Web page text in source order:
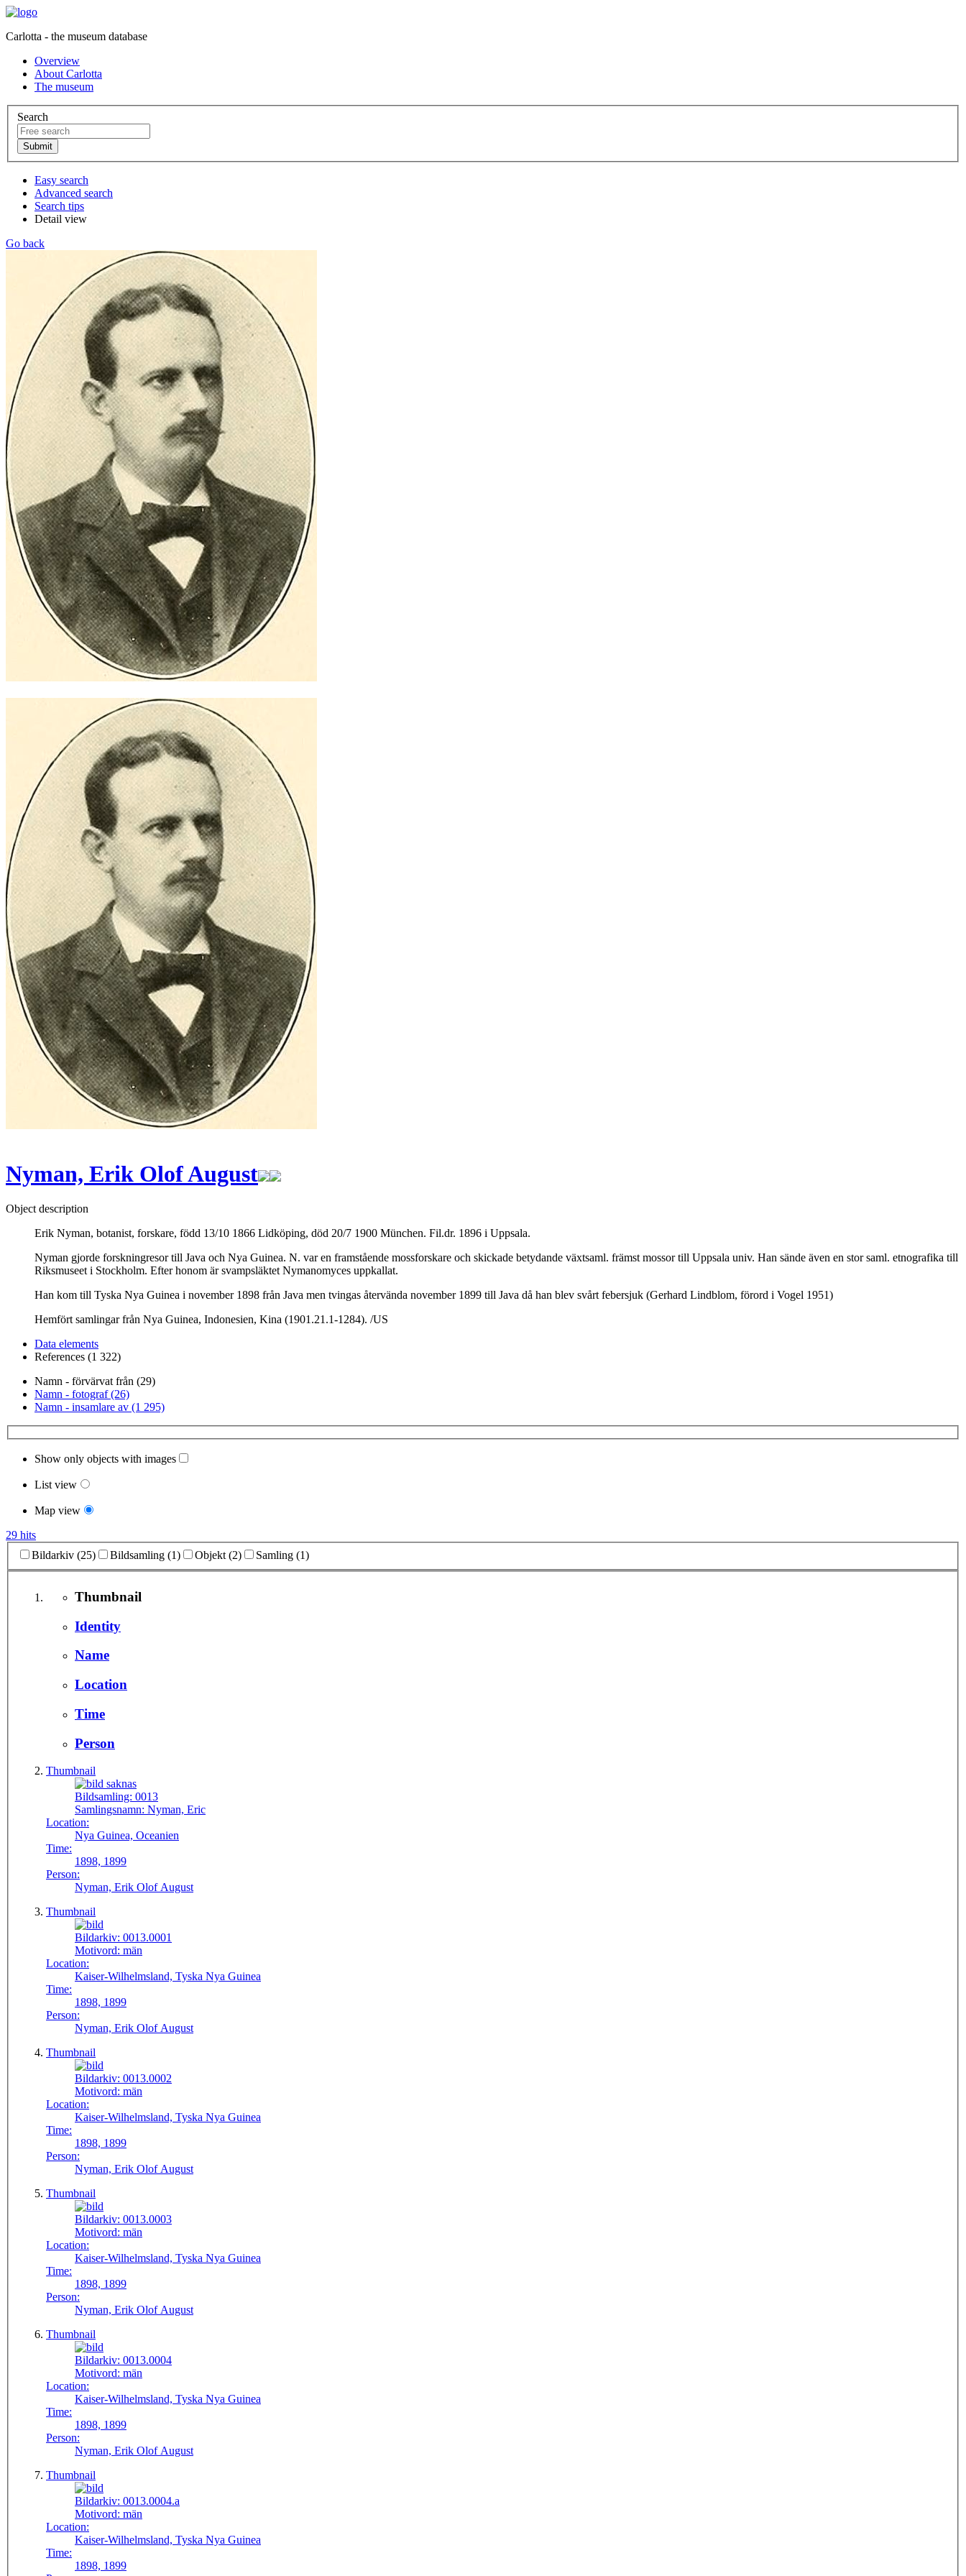
Carlotta - the museum database
Overview
About Carlotta
The museum
Search
Easy search
Advanced search
Search tips
Detail view
Go back
Nyman, Erik Olof August
Object description
Erik Nyman, botanist, forskare, född 13/10 1866 Lidköping, död 20/7 1900 München. Fil.dr. 1896 i Uppsala.
Nyman gjorde forskningresor till Java och Nya Guinea. N. var en framstående mossforskare och skickade betydande växtsaml. främst mossor till Uppsala univ. Han sände även en stor saml. etnografika till
Riksmuseet i Stockholm. Efter honom är svampsläktet Nymanomyces uppkallat.
Han kom till Tyska Nya Guinea i november 1898 från Java men tvingas återvända november 1899 till Java då han blev svårt febersjuk (Gerhard Lindblom, förord i Vogel 1951)
Hemfört samlingar från Nya Guinea, Indonesien, Kina (1901.21.1-1284). /US
Data elements
References (1 322)
Namn - förvärvat från (29)
Namn - fotograf (26)
Namn - insamlare av (1 295)
Show only objects with images
List view
Map view
29 hits
Bildarkiv (25)
Bildsamling (1) Objekt (2) Samling (1)
Thumbnail
Identity
Name
Location
Time
Person
Thumbnail
Bildsamling: 0013
Samlingsnamn: Nyman, Eric
Location:
Nya Guinea, Oceanien
Time:
1898, 1899
Person:
Nyman, Erik Olof August
Thumbnail
Bildarkiv: 0013.0001
Motivord: män
Location:
Kaiser-Wilhelmsland, Tyska Nya Guinea
Time:
1898, 1899
Person:
Nyman, Erik Olof August
Thumbnail
Bildarkiv: 0013.0002
Motivord: män
Location:
Kaiser-Wilhelmsland, Tyska Nya Guinea
Time:
1898, 1899
Person:
Nyman, Erik Olof August
Thumbnail
Bildarkiv: 0013.0003
Motivord: män
Location:
Kaiser-Wilhelmsland, Tyska Nya Guinea
Time:
1898, 1899
Person:
Nyman, Erik Olof August
Thumbnail
Bildarkiv: 0013.0004
Motivord: män
Location:
Kaiser-Wilhelmsland, Tyska Nya Guinea
Time:
1898, 1899
Person:
Nyman, Erik Olof August
Thumbnail
Bildarkiv: 0013.0004.a
Motivord: män
Location:
Kaiser-Wilhelmsland, Tyska Nya Guinea
Time:
1898, 1899